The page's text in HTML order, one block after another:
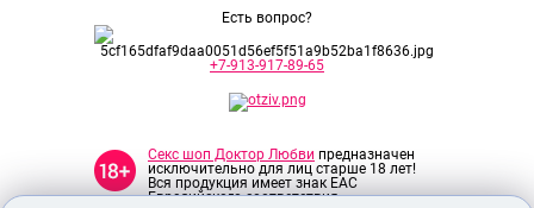
Есть вопрос?
+7-913-917-89-65
Секс шоп Доктор Любви предназначен
исключительно для лиц старше 18 лет!
Вся продукция имеет знак EAC
Евразийского соответствия.